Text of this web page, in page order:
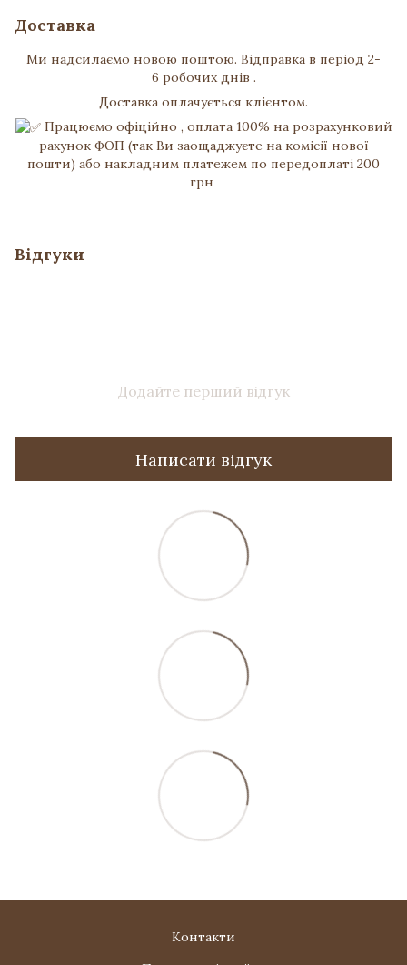
Доставка
Ми надсилаємо новою поштою. Відправка в період 2-
6 робочих днів .
Доставка оплачується клієнтом.
Працюємо офіційно , оплата 100% на розрахунковий
рахунок ФОП (так Ви заощаджуєте на комісії нової
пошти) або накладним платежем по передоплаті 200
грн
Відгуки
Додайте перший відгук
Написати відгук
Контакти